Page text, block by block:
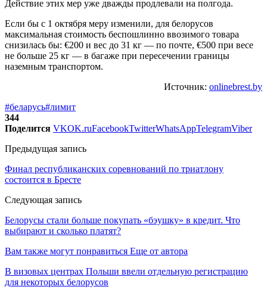
Действие этих мер уже дважды продлевали на полгода.
Если бы с 1 октября меру изменили, для белорусов
максимальная стоимость беспошлинно ввозимого товара
снизилась бы: €200 и вес до 31 кг — по почте, €500 при весе
не больше 25 кг — в багаже при пересечении границы
наземным транспортом.
Источник: onlinebrest.by
#беларусь#лимит
344
Поделится VKOK.ruFacebookTwitterWhatsAppTelegramViber
Предыдущая запись
Финал республиканских соревнований по триатлону
состоится в Бресте
Следующая запись
Белорусы стали больше покупать «бэушку» в кредит. Что
выбирают и сколько платят?
Вам также могут понравиться Еще от автора
В визовых центрах Польши ввели отдельную регистрацию
для некоторых белорусов